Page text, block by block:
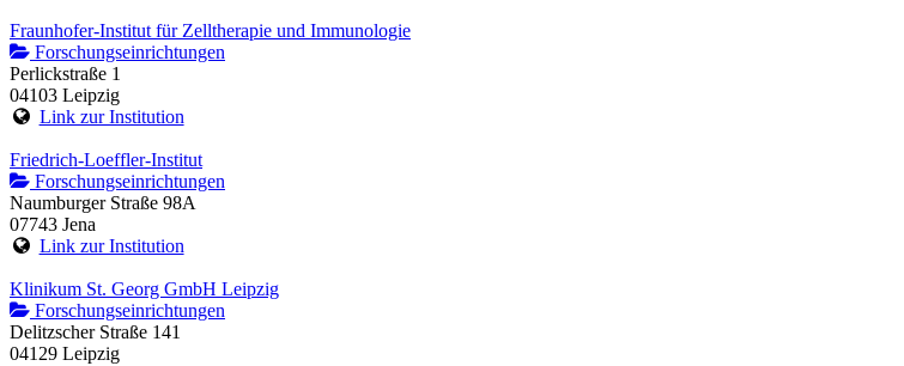
Fraunhofer-Institut für Zelltherapie und Immunologie
Forschungseinrichtungen
Perlickstraße 1
04103 Leipzig
Link zur Institution
Friedrich-Loeffler-Institut
Forschungseinrichtungen
Naumburger Straße 98A
07743 Jena
Link zur Institution
Klinikum St. Georg GmbH Leipzig
Forschungseinrichtungen
Delitzscher Straße 141
04129 Leipzig